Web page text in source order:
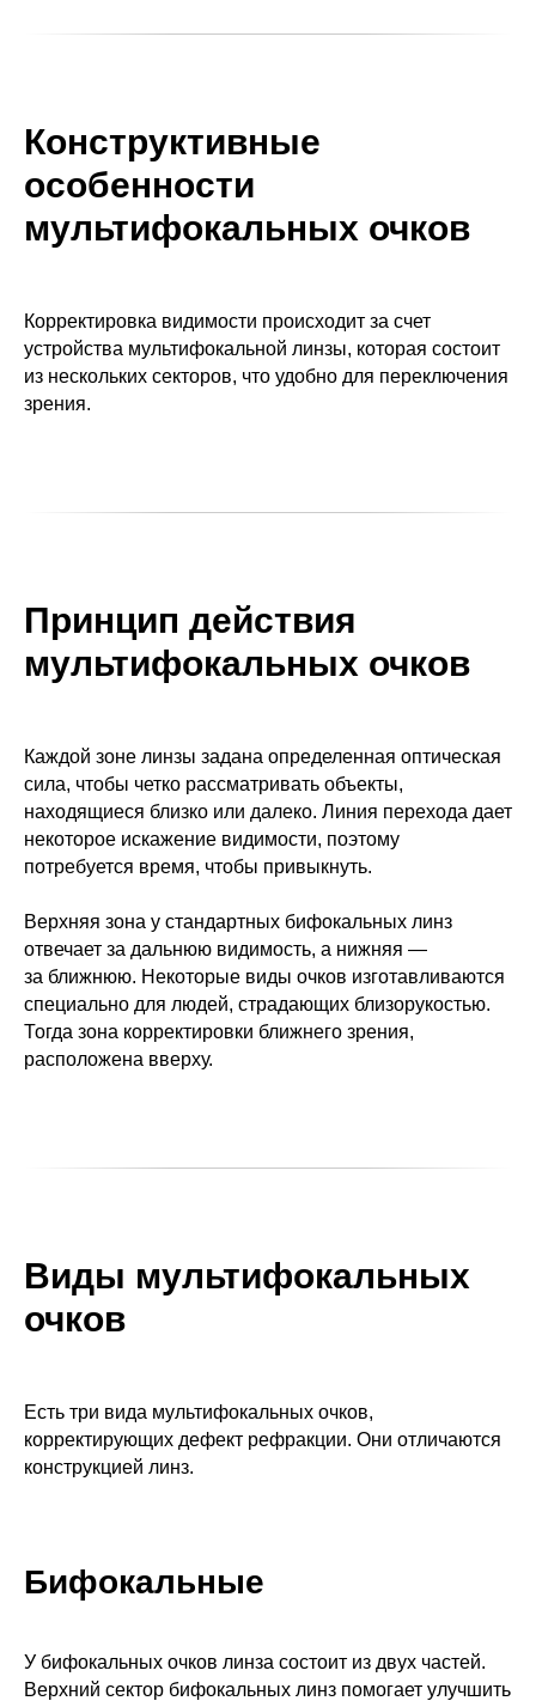
Конструктивные
особенности
мультифокальных очков
Корректировка видимости происходит за счет
устройства мультифокальной линзы, которая состоит
из нескольких секторов, что удобно для переключения
зрения.
Принцип действия
мультифокальных очков
Каждой зоне линзы задана определенная оптическая
сила, чтобы четко рассматривать объекты,
находящиеся близко или далеко. Линия перехода дает
некоторое искажение видимости, поэтому
потребуется время, чтобы привыкнуть.
Верхняя зона у стандартных бифокальных линз
отвечает за дальнюю видимость, а нижняя —
за ближнюю. Некоторые виды очков изготавливаются
специально для людей, страдающих близорукостью.
Тогда зона корректировки ближнего зрения,
расположена вверху.
Виды мультифокальных
очков
Есть три вида мультифокальных очков,
корректирующих дефект рефракции. Они отличаются
конструкцией линз.
Бифокальные
У бифокальных очков линза состоит из двух частей.
Верхний сектор бифокальных линз помогает улучшить